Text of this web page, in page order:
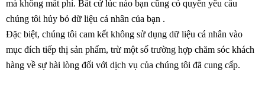
mà không mất phí. Bất cứ lúc nào bạn cũng có quyền yêu cầu
chúng tôi hủy bỏ dữ liệu cá nhân của bạn .
Đặc biệt, chúng tôi cam kết không sử dụng dữ liệu cá nhân vào
mục đích tiếp thị sản phẩm, trừ một số trường hợp chăm sóc khách
hàng về sự hài lòng đối với dịch vụ của chúng tôi đã cung cấp.